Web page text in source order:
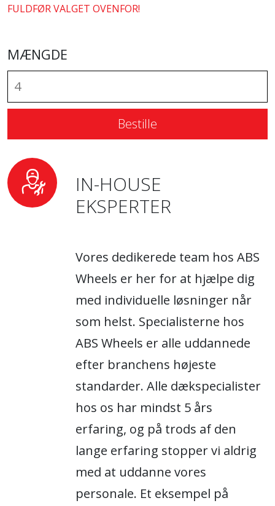
FULDFØR VALGET OVENFOR!
MÆNGDE
Bestille
IN-HOUSE
EKSPERTER
Vores dedikerede team hos ABS
Wheels er her for at hjælpe dig
med individuelle løsninger når
som helst. Specialisterne hos
ABS Wheels er alle uddannede
efter branchens højeste
standarder. Alle dækspecialister
hos os har mindst 5 års
erfaring, og på trods af den
lange erfaring stopper vi aldrig
med at uddanne vores
personale. Et eksempel på